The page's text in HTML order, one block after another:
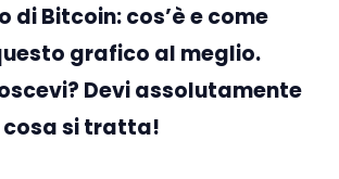
di Bitcoin: cos’è e come
grafico al meglio.
Devi assolutamente
cosa si tratta!